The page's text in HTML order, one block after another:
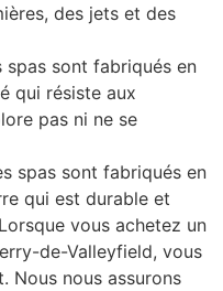
des jets et des
sont fabriqués en
qui résiste aux
pas ni ne se
spas sont fabriqués en
qui est durable et
vous achetez un
de-Valleyfield, vous
Nous nous assurons